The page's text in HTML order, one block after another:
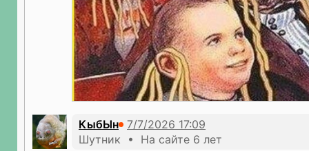
КыбЫн
Шутник • На сайте 6 лет